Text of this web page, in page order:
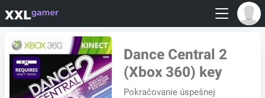
Dance Central 2
(Xbox 360) key
Pokračovanie úspešnej